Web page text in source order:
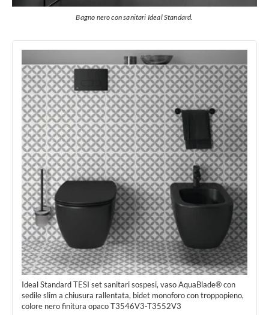
Bagno nero con sanitari Ideal Standard.
Ideal Standard TESI set sanitari sospesi, vaso AquaBlade® con
sedile slim a chiusura rallentata, bidet monoforo con troppopieno,
colore nero finitura opaco T3546V3-T3552V3